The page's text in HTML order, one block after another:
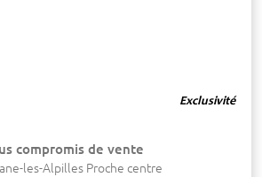
Exclusivité
compromis de vente
les-Alpilles Proche centre